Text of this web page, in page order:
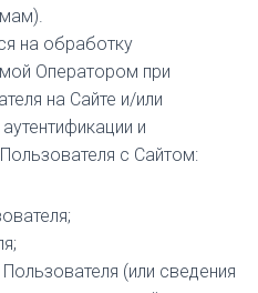
на обработку
Оператором при
на Сайте и/или
и
с Сайтом:
(или сведения